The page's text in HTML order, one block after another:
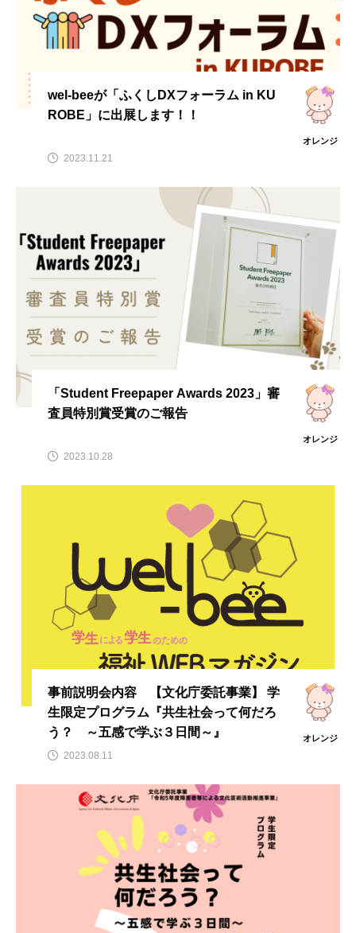
wel-beeが「ふくしDXフォーラム in KU
ROBE」に出展します！！
オレンジ
2023.11.21
「Student Freepaper Awards 2023」審
査員特別賞受賞のご報告
オレンジ
2023.10.28
事前説明会内容 【文化庁委託事業】 学
生限定プログラム『共生社会って何だろ
う？ ～五感で学ぶ３日間～』
オレンジ
2023.08.11